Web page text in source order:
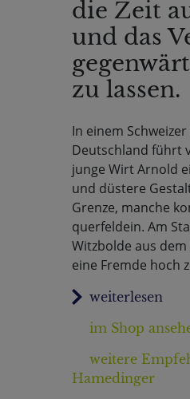
die Zeit
und das
zu lassen.
In einem
Deutschland führt
junge Wirt Arnold
und düstere
Grenze, manche
querfeldein. Am
Witzbolde aus
eine Fremde hoch
im Shop
weitere
Hamedinger